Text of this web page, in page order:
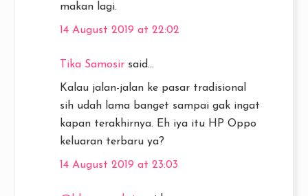
makan lagi.
14 August 2019 at 22:02
Tika Samosir said...
Kalau jalan-jalan ke pasar tradisional
sih udah lama banget sampai gak ingat
kapan terakhirnya. Eh iya itu HP Oppo
keluaran terbaru ya?
14 August 2019 at 23:03